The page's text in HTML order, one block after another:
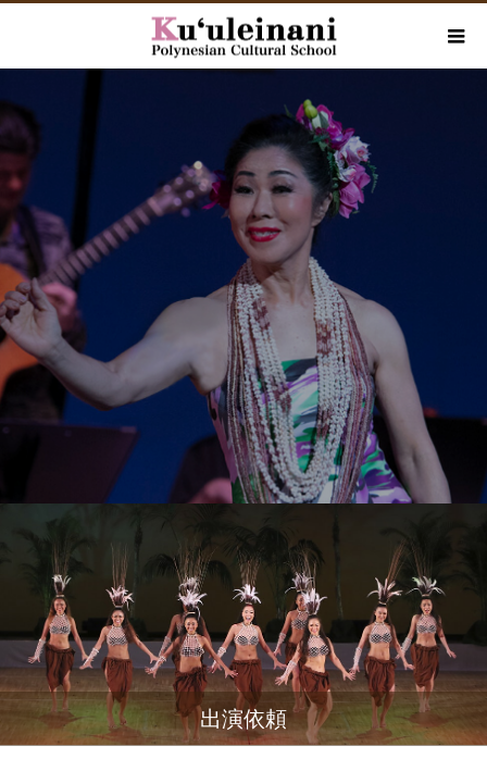
Ku‘uleinani Hashimoto
クウレイナニ 橋本
出演依頼